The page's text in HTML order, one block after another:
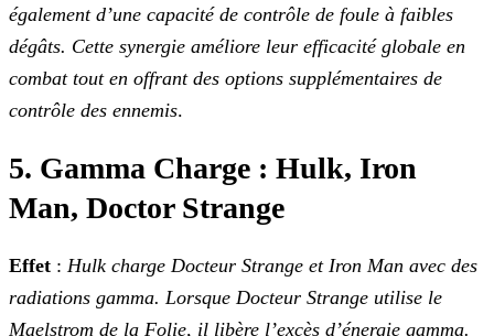
également d’une capacité de contrôle de foule à faibles
dégâts. Cette synergie améliore leur efficacité globale en
combat tout en offrant des options supplémentaires de
contrôle des ennemis.
5. Gamma Charge : Hulk, Iron
Man, Doctor Strange
Effet : Hulk charge Docteur Strange et Iron Man avec des
radiations gamma. Lorsque Docteur Strange utilise le
Maelstrom de la Folie, il libère l’excès d’énergie gamma.